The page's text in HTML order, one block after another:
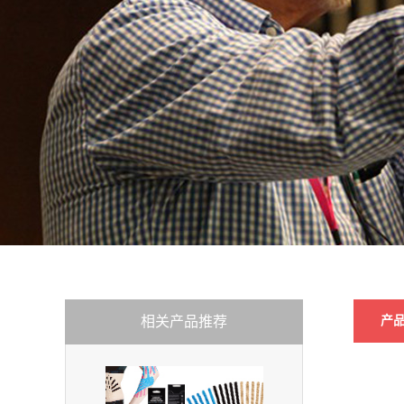
相关产品推荐 产